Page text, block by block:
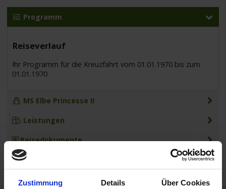
Zustimmung Details Über Cookies
Programm
Reiseverlauf
Ihr Programm für die Kreuzfahrt vom 01.01.1970 bis zum
01.01.1970
MS Elbe Princesse II
Leistungen
Reisedokumente